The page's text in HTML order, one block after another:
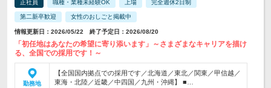
正社員 職種・業種未経験OK 上場 完全週休2日制
第二新卒歓迎 女性のおしごと掲載中
情報更新日：2026/05/22 終了予定日：2026/08/20
「初任地はあなたの希望に寄り添います」～さまざまなキャリアを描け
る、全国での採用です！～
勤務地
【全国国内拠点での採用です／北海道／東北／関東／甲信越／
東海・北陸／近畿／中四国／九州・沖縄】 ■…